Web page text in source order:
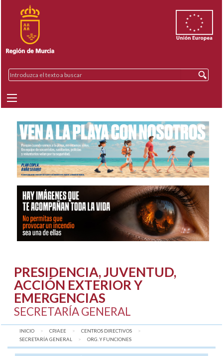
PRESIDENCIA, JUVENTUD,
ACCIÓN EXTERIOR Y
EMERGENCIAS
SECRETARÍA GENERAL
INICIO CPJAEE
CENTROS DIRECTIVOS
SECRETARÍA GENERAL
AQUÍ:
ORG. Y FUNCIONES